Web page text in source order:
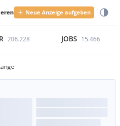
Neue Anzeige aufgeben
206.228 JOBS 15.466